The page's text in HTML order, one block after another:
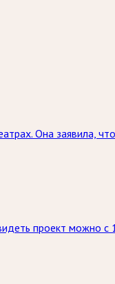
Она заявила,
проект можно с